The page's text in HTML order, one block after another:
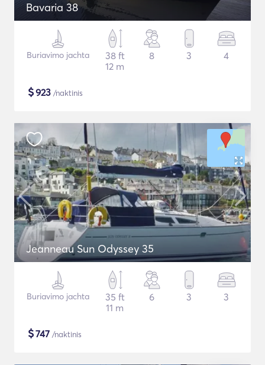
Bavaria 38
Buriavimo jachta
38 ft
12 m
8 3 4
$923 /naktinis
Jeanneau Sun Odyssey 35
Buriavimo jachta
35 ft
11 m
6 3 3
$747 /naktinis